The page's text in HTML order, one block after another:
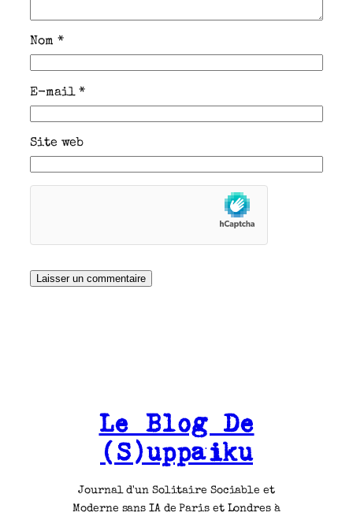
Nom *
E-mail*
Site web
Le Blog De
(S)uppaiku
Journal d'un Solitaire Sociable et
Moderne sans IA de Paris et Londres à